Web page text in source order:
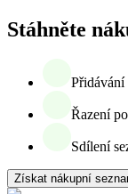
Stáhněte
Přidávání
Řazení
Sdílení
Získat nákupní